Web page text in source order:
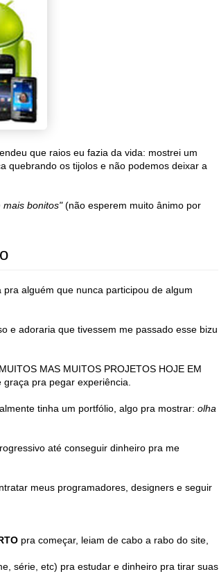
que raios eu fazia da vida: mostrei um
quebrando os tijolos e não podemos deixar a
mais bonitos"(não esperem muito ânimo por
alguém que nunca participou de algum
e adoraria que tivessem me passado esse bizu
MAS MUITOS PROJETOS HOJE EM
pra pegar experiência.
tinha um portfólio, algo pra mostrar: olha
até conseguir dinheiro pra me
meus programadores, designers e seguir
pra começar, leiam de cabo a rabo do site,
série, etc) pra estudar e dinheiro pra tirar suas